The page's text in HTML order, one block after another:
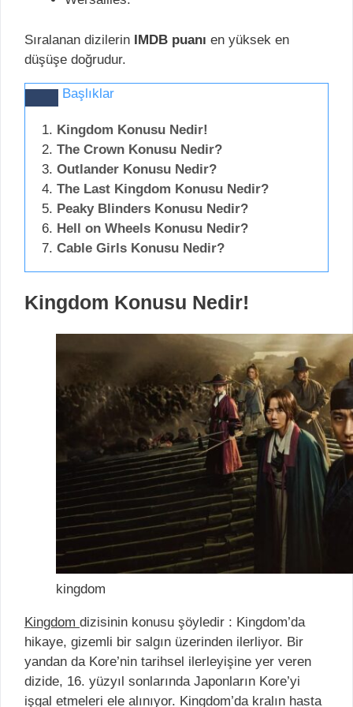
Sıralanan dizilerin IMDB puanı en yüksek en
düşüşe doğrudur.
Başlıklar
Kingdom Konusu Nedir!
The Crown Konusu Nedir?
Outlander Konusu Nedir?
The Last Kingdom Konusu Nedir?
Peaky Blinders Konusu Nedir?
Hell on Wheels Konusu Nedir?
Cable Girls Konusu Nedir?
Kingdom Konusu Nedir!
kingdom
Kingdom dizisinin konusu şöyledir : Kingdom’da
hikaye, gizemli bir salgın üzerinden ilerliyor. Bir
yandan da Kore’nin tarihsel ilerleyişine yer veren
dizide, 16. yüzyıl sonlarında Japonların Kore’yi
işgal etmeleri ele alınıyor. Kingdom’da kralın hasta